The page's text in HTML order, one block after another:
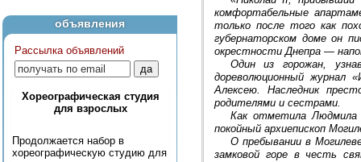
объявления
Рассылка объявлений
Хореографическая студия
для взрослых
Продолжается набор в
хореографическую студию для
комфортабельные
только после того как
губернаторском доме он
окрестности Днепра —
Один из горожан,
дореволюционный журнал
Алексею. Наследник
родителями и сестрами.
Как отметила Людмила
покойный архиепископ
О пребывании в
замковой горе в честь